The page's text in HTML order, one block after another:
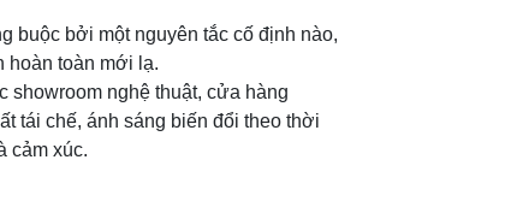
buộc bởi một nguyên tắc cố định nào,
hoàn toàn mới lạ.
showroom nghệ thuật, cửa hàng
tái chế, ánh sáng biến đổi theo thời
cảm xúc.